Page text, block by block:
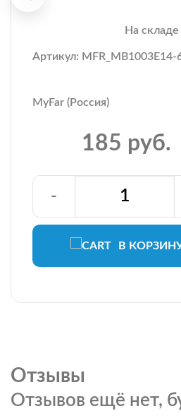
На
Артикул: MFR_MB1003E14-
MyFar (Россия)
185 руб.
В
-
Отзывы
Отзывов ещё нет,